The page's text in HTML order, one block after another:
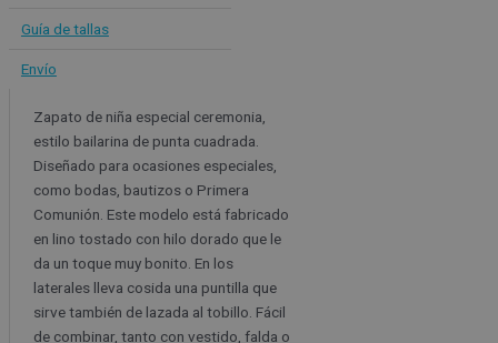
Guía de tallas
Envío
Zapato de niña especial ceremonia,
estilo bailarina de punta cuadrada.
Diseñado para ocasiones especiales,
como bodas, bautizos o Primera
Comunión. Este modelo está fabricado
en lino tostado con hilo dorado que le
da un toque muy bonito. En los
laterales lleva cosida una puntilla que
sirve también de lazada al tobillo. Fácil
de combinar, tanto con vestido, falda o